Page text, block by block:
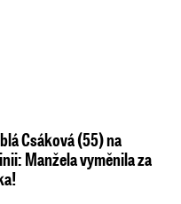
Csáková (55) na
Manžela vyměnila za